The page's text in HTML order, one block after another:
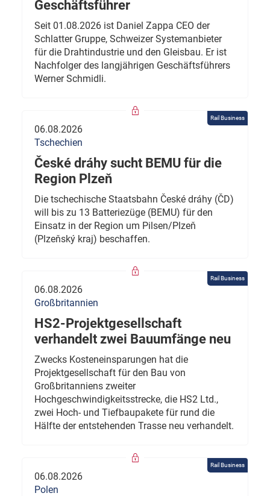
Geschäftsführer
Seit 01.08.2026 ist Daniel Zappa CEO der
Schlatter Gruppe, Schweizer Systemanbieter
für die Drahtindustrie und den Gleisbau. Er ist
Nachfolger des langjährigen Geschäftsführers
Werner Schmidli.
Rail Business
06.08.2026
Tschechien
České dráhy sucht BEMU für die
Region Plzeň
Die tschechische Staatsbahn České dráhy (ČD)
will bis zu 13 Batteriezüge (BEMU) für den
Einsatz in der Region um Pilsen/Plzeň
(Plzeňský kraj) beschaffen.
Rail Business
06.08.2026
Großbritannien
HS2-Projektgesellschaft
verhandelt zwei Bauumfänge neu
Zwecks Kosteneinsparungen hat die
Projektgesellschaft für den Bau von
Großbritanniens zweiter
Hochgeschwindigkeitsstrecke, die HS2 Ltd.,
zwei Hoch- und Tiefbaupakete für rund die
Hälfte der entstehenden Trasse neu verhandelt.
Rail Business
06.08.2026
Polen